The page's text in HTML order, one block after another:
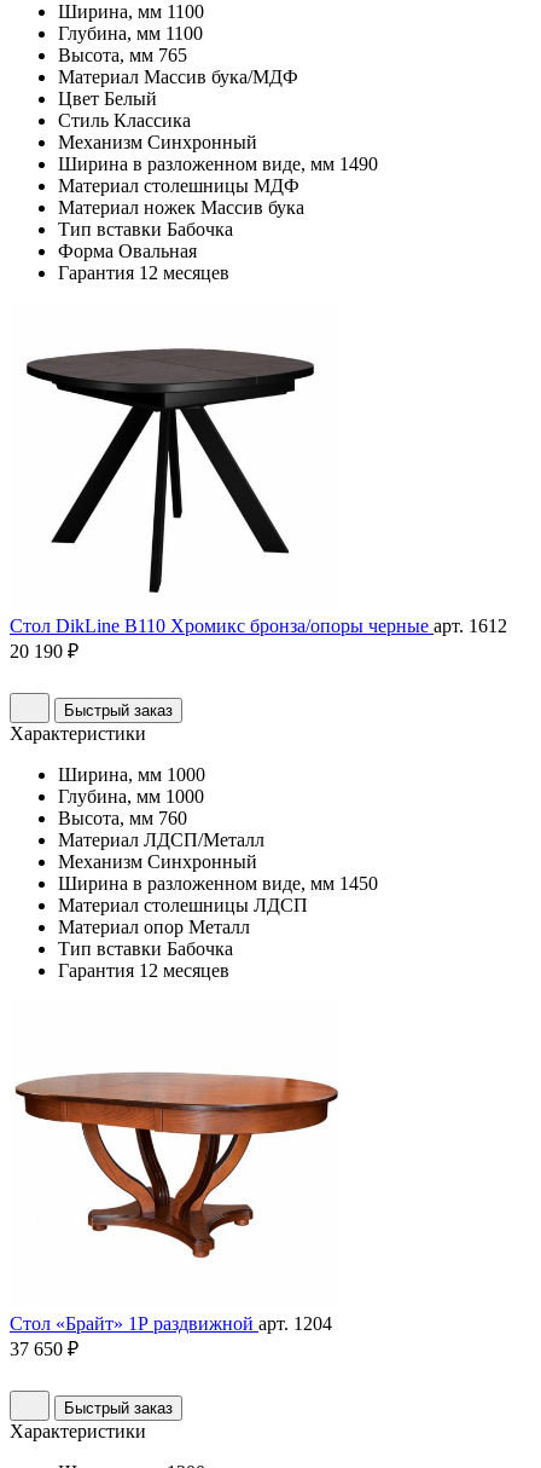
Ширина, мм 1100
Глубина, мм 1100
Высота, мм 765
Материал Массив бука/МДФ
Цвет Белый
Стиль Классика
Механизм Синхронный
Ширина в разложенном виде, мм 1490
Материал столешницы МДФ
Материал ножек Массив бука
Тип вставки Бабочка
Форма Овальная
Гарантия 12 месяцев
Стол DikLine B110 Хромикс бронза/опоры черные арт. 1612
20 190 ₽
Быстрый заказ
Характеристики
Ширина, мм 1000
Глубина, мм 1000
Высота, мм 760
Материал ЛДСП/Металл
Механизм Синхронный
Ширина в разложенном виде, мм 1450
Материал столешницы ЛДСП
Материал опор Металл
Тип вставки Бабочка
Гарантия 12 месяцев
Стол «Брайт» 1Р раздвижной арт. 1204
37 650 ₽
Быстрый заказ
Характеристики